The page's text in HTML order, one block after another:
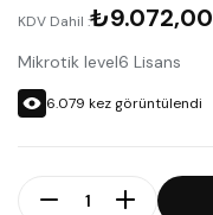
KDV Dahil :₺9.072,00
Mikrotik level6 Lisans
6.079 kez görüntülendi
Adet